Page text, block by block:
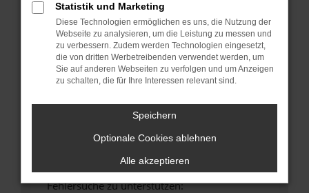
Betriebssystem auf dem neuesten Stand
sind.
Veraltete Software birgt nicht nur ein
Sicherheitsrisiko, sondern kann auch dazu
führen, dass bestimmte Funktionen nicht mehr
unterstützt werden.
Wende dich an den Webseitenbetreiber.
Wenn du alle oben genannten Schritte versucht
hast, kontaktiere uns bitte. Wir werden
versuchen, das Problem zu beheben. Du kannst
uns diesen Text schicken, um uns bei der
Fehlersuche zu unterstützen:
Statistik und Marketing
Diese Technologien ermöglichen es uns, die Nutzung der
Webseite zu analysieren, um die Leistung zu messen und
zu verbessern. Zudem werden Technologien eingesetzt,
die von dritten Werbetreibenden verwendet werden, um
Sie auf anderen Webseiten zu verfolgen und um Anzeigen
zu schalten, die für Ihre Interessen relevant sind.
Speichern
Optionale Cookies ablehnen
Alle akzeptieren